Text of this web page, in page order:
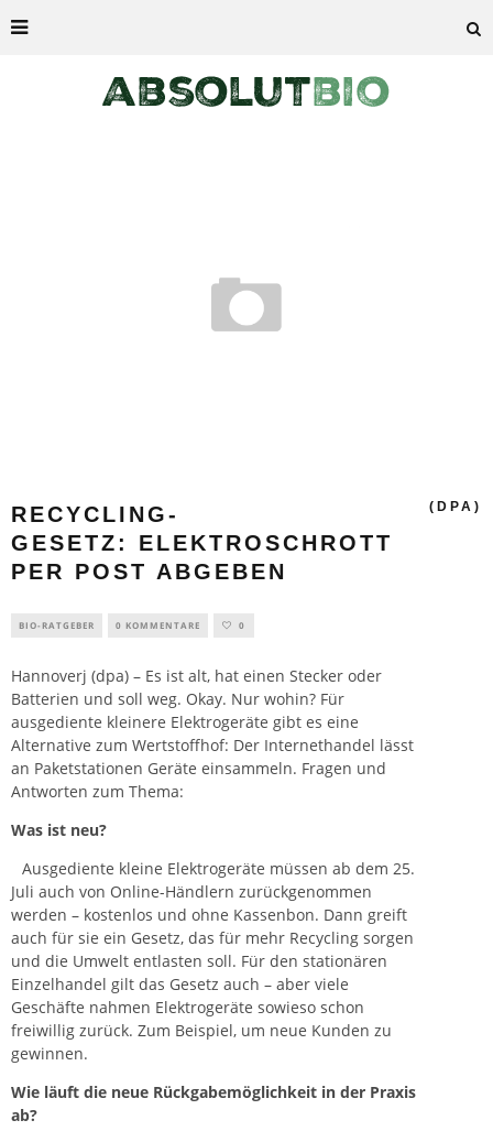
RECYCLING-
GESETZ: ELEKTROSCHROTT
PER POST ABGEBEN
(DPA)
BIO-RATGEBER 0 KOMMENTARE 0
Hannoverj (dpa) – Es ist alt, hat einen Stecker oder
Batterien und soll weg. Okay. Nur wohin? Für
ausgediente kleinere Elektrogeräte gibt es eine
Alternative zum Wertstoffhof: Der Internethandel lässt
an Paketstationen Geräte einsammeln. Fragen und
Antworten zum Thema:
Was ist neu?
Ausgediente kleine Elektrogeräte müssen ab dem 25.
Juli auch von Online-Händlern zurückgenommen
werden – kostenlos und ohne Kassenbon. Dann greift
auch für sie ein Gesetz, das für mehr Recycling sorgen
und die Umwelt entlasten soll. Für den stationären
Einzelhandel gilt das Gesetz auch – aber viele
Geschäfte nahmen Elektrogeräte sowieso schon
freiwillig zurück. Zum Beispiel, um neue Kunden zu
gewinnen.
Wie läuft die neue Rückgabemöglichkeit in der Praxis
ab?